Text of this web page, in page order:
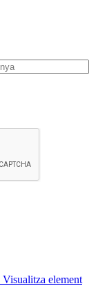
Visualitza element